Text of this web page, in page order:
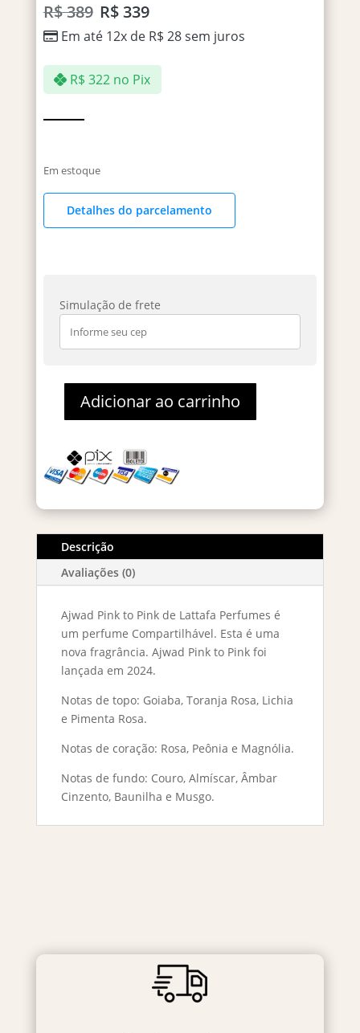
R$389 R$339
Em até 12x de R$ 28sem juros
R$ 322 no Pix
Em estoque
Detalhes do parcelamento
Simulação de frete
Pink Eau
De
quantidade
Adicionar ao carrinho
Descrição
Avaliações (0)
Ajwad Pink to Pink de Lattafa Perfumes é
um perfume Compartilhável. Esta é uma
nova fragrância. Ajwad Pink to Pink foi
lançada em 2024.
Notas de topo: Goiaba, Toranja Rosa, Lichia
e Pimenta Rosa.
Notas de coração: Rosa, Peônia e Magnólia.
Notas de fundo: Couro, Almíscar, Âmbar
Cinzento, Baunilha e Musgo.